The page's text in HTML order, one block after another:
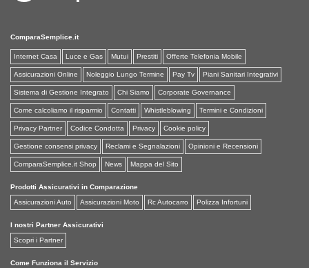
ComparaSemplice.it
Internet Casa Luce e Gas Mutui Prestiti Offerte Telefonia Mobile
Assicurazioni Online Noleggio Lungo Termine Pay Tv Piani Sanitari Integrativi
Sistema di Gestione Integrato Chi Siamo Corporate Governance
Come calcoliamo il risparmio Contatti Whistleblowing Termini e Condizioni
Privacy Partner Codice Condotta Privacy Cookie policy
Gestione consensi privacy Reclami e Segnalazioni Opinioni e Recensioni
ComparaSemplice.it Shop News Mappa del Sito
Prodotti Assicurativi in Comparazione
Assicurazioni Auto
Assicurazioni Moto Rc Autocarro Polizza Infortuni
I nostri Partner Assicurativi
Scopri i Partner
Come Funziona il Servizio